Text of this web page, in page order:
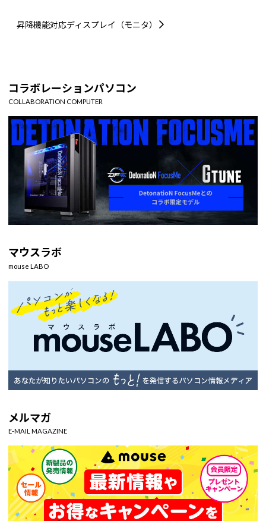
昇降機能対応ディスプレイ（モニタ）
コラボレーションパソコン
COLLABORATION COMPUTER
マウスラボ
mouse LABO
メルマガ
E-MAIL MAGAZINE